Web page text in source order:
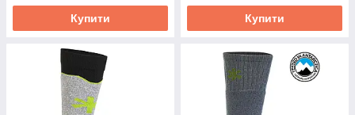
Купити Купити